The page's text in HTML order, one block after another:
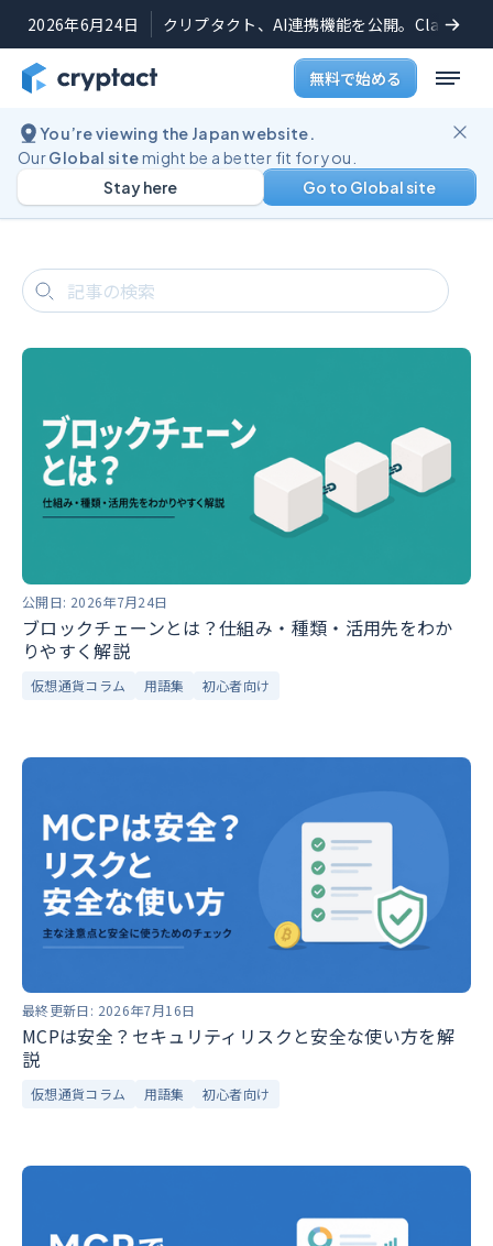
2026年6月24日 クリプタクト、AI連携機能を公開。Claude
無料で始める
You’re viewing the Japan website.
OurGlobal sitemight be a better fit for you.
Go to Global site
Stay here
ブログ 用語集記事一覧
用語集記事一覧
公開日: 2026年7月24日
ブロックチェーンとは？仕組み・種類・活用先をわか
りやすく解説
仮想通貨コラム 用語集 初心者向け
最終更新日: 2026年7月16日
MCPは安全？セキュリティリスクと安全な使い方を解
説
仮想通貨コラム 用語集 初心者向け